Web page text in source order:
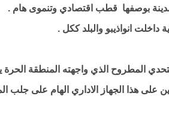
بوصفها قطب اقتصادي وتنموى هام .
داخلت انواذيبو والبلد ككل .
المطروح الذي واجهته المنطقة
على هذا الجهاز الاداري الهام على جلب